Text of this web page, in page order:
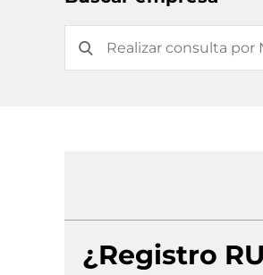
¿Registro